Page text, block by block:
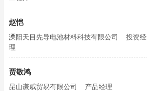
赵恺
溧阳天目先导电池材料科技有限公司
投资经
理
贾敬鸿
昆山谦威贸易有限公司 产品经理